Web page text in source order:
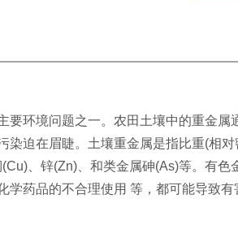
环境问题之一。农田土壤中的重金属
迫在眉睫。土壤重金属是指比重(相
、锌(Zn)、和类金属砷(As)等。有色
药品的不合理使用 等，都可能导致